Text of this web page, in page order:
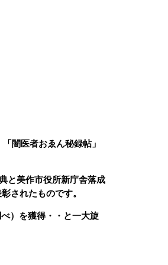
闇医者おゑん秘録帖」
と美作市役所新庁舎落成
されたものです。
）を獲得・・と一大旋